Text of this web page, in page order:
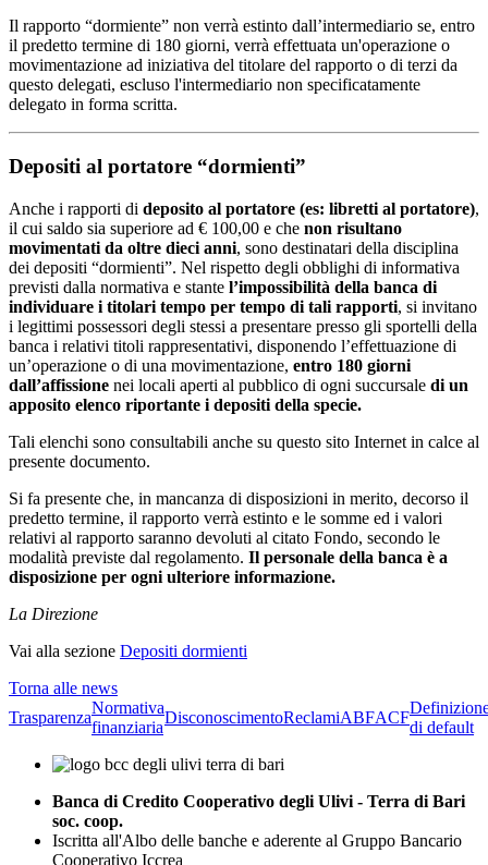
Il rapporto “dormiente” non verrà estinto dall’intermediario se, entro
il predetto termine di 180 giorni, verrà effettuata un'operazione o
movimentazione ad iniziativa del titolare del rapporto o di terzi da
questo delegati, escluso l'intermediario non specificatamente
delegato in forma scritta.
Depositi al portatore “dormienti”
Anche i rapporti di deposito al portatore (es: libretti al portatore),
il cui saldo sia superiore ad € 100,00 e che non risultano
movimentati da oltre dieci anni, sono destinatari della disciplina
dei depositi “dormienti”. Nel rispetto degli obblighi di informativa
previsti dalla normativa e stante l’impossibilità della banca di
individuare i titolari tempo per tempo di tali rapporti, si invitano
i legittimi possessori degli stessi a presentare presso gli sportelli della
banca i relativi titoli rappresentativi, disponendo l’effettuazione di
un’operazione o di una movimentazione, entro 180 giorni
dall’affissione nei locali aperti al pubblico di ogni succursale di un
apposito elenco riportante i depositi della specie.
Tali elenchi sono consultabili anche su questo sito Internet in calce al
presente documento.
Si fa presente che, in mancanza di disposizioni in merito, decorso il
predetto termine, il rapporto verrà estinto e le somme ed i valori
relativi al rapporto saranno devoluti al citato Fondo, secondo le
modalità previste dal regolamento. Il personale della banca è a
disposizione per ogni ulteriore informazione.
La Direzione
Vai alla sezione Depositi dormienti
Torna alle news
Trasparenza
Normativa
finanziaria
DisconoscimentoReclamiABFACF
di default
Banca di Credito Cooperativo degli Ulivi - Terra di Bari
soc. coop.
Iscritta all'Albo delle banche e aderente al Gruppo Bancario
Cooperativo Iccrea